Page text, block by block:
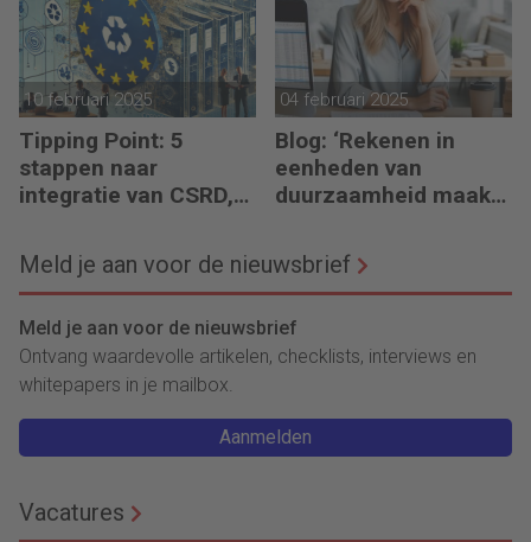
10 februari 2025
Tipping Point: 5
stappen naar
integratie van CSRD,
04 februari 2025
Blog: ‘Rekenen in
eenheden van
duurzaamheid maakt
Meld je aan voor de nieuwsbrief
Meld je aan voor de nieuwsbrief
Ontvang waardevolle artikelen, checklists, interviews en
whitepapers in je mailbox.
Aanmelden
Vacatures